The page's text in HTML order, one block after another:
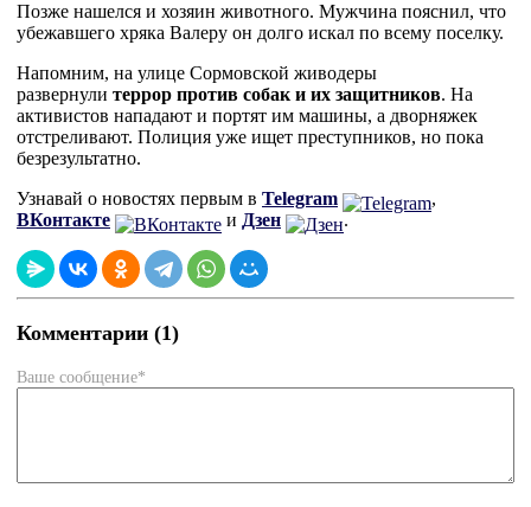
Позже нашелся и хозяин животного. Мужчина пояснил, что
убежавшего хряка Валеру он долго искал по всему поселку.
Напомним, на улице Сормовской живодеры
развернули террор против собак и их защитников. На
активистов нападают и портят им машины, а дворняжек
отстреливают. Полиция уже ищет преступников, но пока
безрезультатно.
Узнавай о новостях первым в Telegram
,
ВКонтакте
и Дзен .
Комментарии (1)
Ваше сообщение*